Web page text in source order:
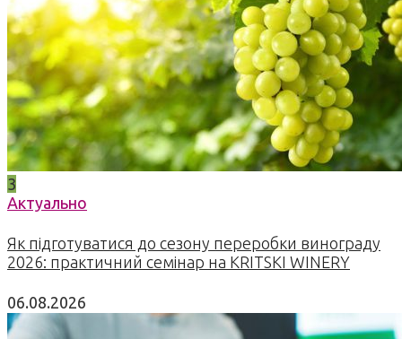
3
Актуально
Як підготуватися до сезону переробки винограду
2026: практичний семінар на KRITSKI WINERY
06.08.2026